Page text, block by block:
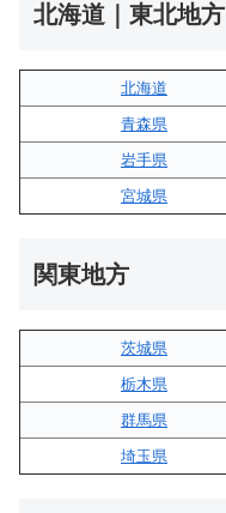
北海道｜東北地方
北海道
青森県
岩手県
宮城県
関東地方
茨城県
栃木県
群馬県
埼玉県